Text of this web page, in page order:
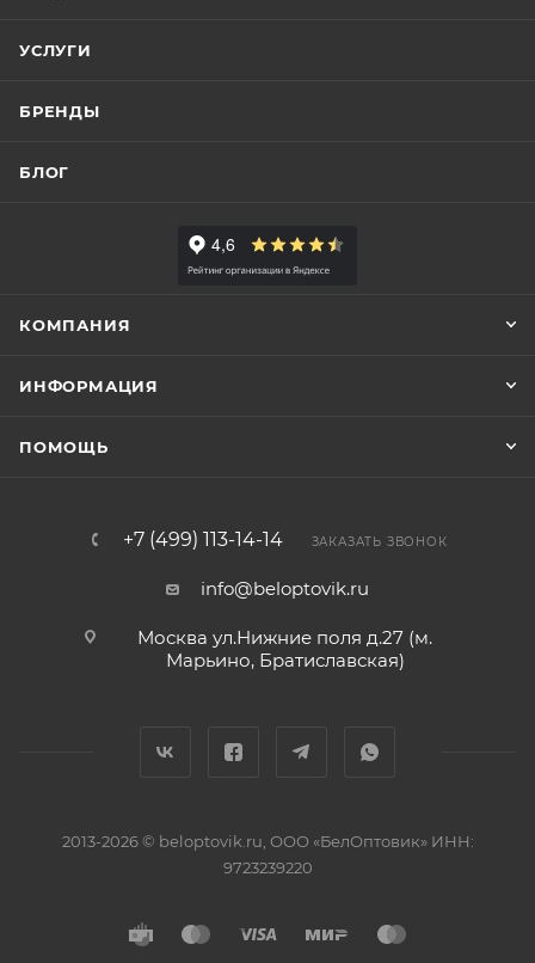
УСЛУГИ
БРЕНДЫ
БЛОГ
КОМПАНИЯ
ИНФОРМАЦИЯ
ПОМОЩЬ
+7 (499) 113-14-14 ЗАКАЗАТЬ ЗВОНОК
info@beloptovik.ru
Москва ул.Нижние поля д.27 (м.
Марьино, Братиславская)
2013-2026 © beloptovik.ru, ООО «БелОптовик» ИНН:
9723239220